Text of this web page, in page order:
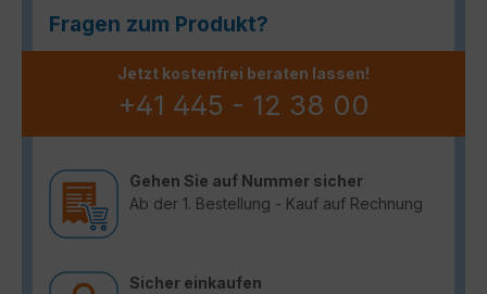
Fragen zum Produkt?
Jetzt kostenfrei beraten lassen!
+41 445 - 12 38 00
Gehen Sie auf Nummer sicher
Ab der 1. Bestellung - Kauf auf Rechnung
Sicher einkaufen